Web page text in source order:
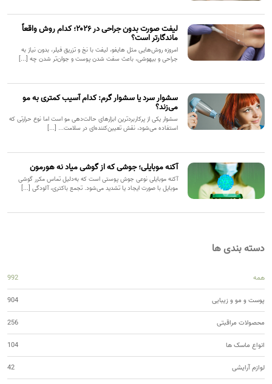
لیفت صورت بدون جراحی در ۲۰۲۶؛ کدام روش واقعاً
ماندگارتر است؟
امروزه روش‌هایی مثل هایفو، لیفت با نخ و تزریق فیلر، بدون نیاز به
جراحی و بیهوشی، باعث سفت شدن پوست و جوان‌تر شدن چه [...]
سشوار سرد یا سشوار گرم: کدام آسیب کمتری به مو
می‌زند؟
سشوار یکی از پرکاربردترین ابزارهای حالت‌دهی مو است اما نوع حرارتی که
استفاده می‌شود، نقش تعیین‌کننده‌ای در سلامت... [...]
آکنه موبایلی؛ جوشی که از گوشی میاد نه هورمون
آکنه موبایلی نوعی جوش پوستی است که به‌دلیل تماس مکرر گوشی
موبایل با صورت ایجاد یا تشدید می‌شود. تجمع باکتری، آلودگی [...]
دسته بندی ها
همه 992
پوست و مو و زیبایی 904
محصولات مراقبتی 256
انواع ماسک ها 104
لوازم آرایشی 42